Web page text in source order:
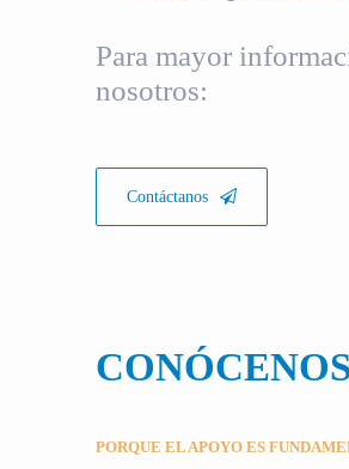
Para mayor
nosotros:
Contáctanos
CONÓCENOS
PORQUE EL APOYO ES